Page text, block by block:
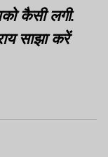
जोर
कैसी लगी.
साझा करें